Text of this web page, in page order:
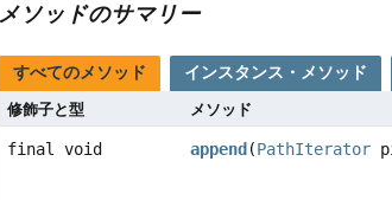
メソッドのサマリー
すべてのメソッド インスタンス・メソッド
修飾子と型 メソッド
final void append (PathIterator